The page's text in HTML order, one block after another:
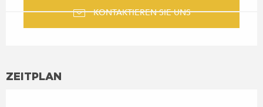
KONTAKTIEREN SIE UNS
ZEITPLAN